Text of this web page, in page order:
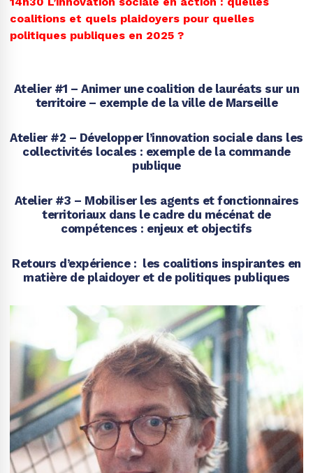
coalitions et quels plaidoyers pour quelles
politiques publiques en 2025 ?
Atelier #1 – Animer une coalition de lauréats sur un
territoire – exemple de la ville de Marseille
Atelier #2 – Développer l’innovation sociale dans les
collectivités locales : exemple de la commande
publique
Atelier #3 – Mobiliser les agents et fonctionnaires
territoriaux dans le cadre du mécénat de
compétences : enjeux et objectifs
Retours d’expérience : les coalitions inspirantes en
matière de plaidoyer et de politiques publiques